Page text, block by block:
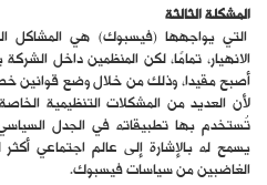
المشكلة الثالثة
التي يواجهها (فيسبوك) هي
الانهيار، تمامًا، لكن المنظمين داخل
أصبح مقيدا، وذلك من خلال وضع قوانين
لأن العديد من المشكلات التنظيمية
تُستخدم بها تطبيقاته في الجدل
يسمح له بالإشارة إلى عالم اجتماعي
الغاضبين من سياسات فيسبوك.